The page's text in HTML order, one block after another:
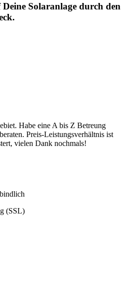
Solaranlage durch den
Habe eine A bis Z Betreung
Preis-Leistungsverhältnis ist
vielen Dank nochmals!
(SSL)